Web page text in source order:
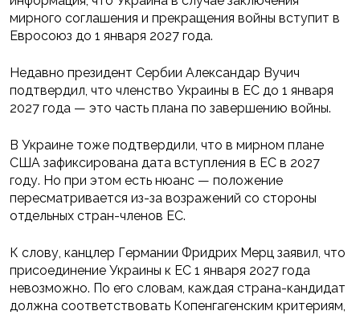
мирного соглашения и прекращения войны вступит в
Евросоюз до 1 января 2027 года.
Недавно президент Сербии Александар Вучич
подтвердил, что членство Украины в ЕС до 1 января
2027 года — это часть плана по завершению войны.
В Украине тоже подтвердили, что в мирном плане
США зафиксирована дата вступления в ЕС в 2027
году. Но при этом есть нюанс — положение
пересматривается из-за возражений со стороны
отдельных стран-членов ЕС.
К слову, канцлер Германии Фридрих Мерц заявил, что
присоединение Украины к ЕС 1 января 2027 года
невозможно. По его словам, каждая страна-кандидат
должна соответствовать Копенгагенским критериям,